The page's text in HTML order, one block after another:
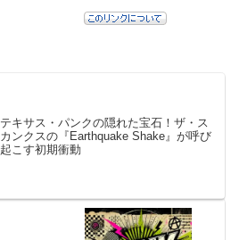
テキサス・パンクの隠れた宝石！ザ・ス
カンクスの『Earthquake Shake』が呼び
起こす初期衝動